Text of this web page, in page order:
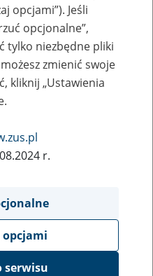
zakładanie profili
firmy
opcjami”). Jeśli
opcjonalne”,
tylko niezbędne pliki
zmienić swoje
kliknij „Ustawienia
r.
opcjami
serwisu